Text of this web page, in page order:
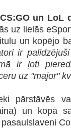
un LoL
uz lielās
un kopējo
ir
ir ļoti
uz "major"
pārstāvēs
un kopā